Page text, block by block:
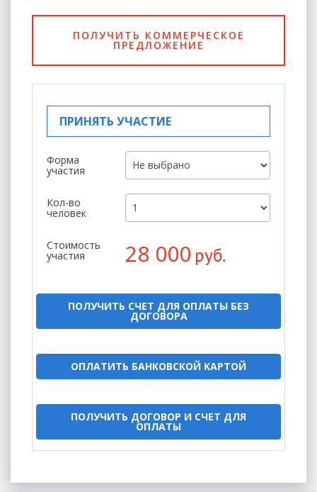
ПОЛУЧИТЬ КОММЕРЧЕСКОЕ
ПРЕДЛОЖЕНИЕ
ПРИНЯТЬ УЧАСТИЕ
Форма
участия
Кол-во
человек
Стоимость
участия 28 000 руб.
ПОЛУЧИТЬ СЧЕТ ДЛЯ ОПЛАТЫ БЕЗ
ДОГОВОРА
ОПЛАТИТЬ БАНКОВСКОЙ КАРТОЙ
ПОЛУЧИТЬ ДОГОВОР И СЧЕТ ДЛЯ
ОПЛАТЫ